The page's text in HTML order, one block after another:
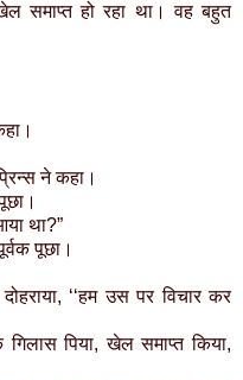
समाप्त हो रहा था। वह बहुत
ने कहा।
था?”
पूछा।
‘‘हम उस पर विचार कर
पिया, खेल समाप्त किया,